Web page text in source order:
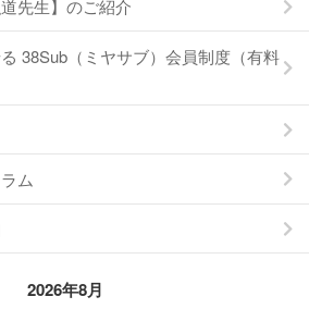
先生】のご紹介
38Sub（ミヤサブ）会員制度（有料
ム
2026年8月